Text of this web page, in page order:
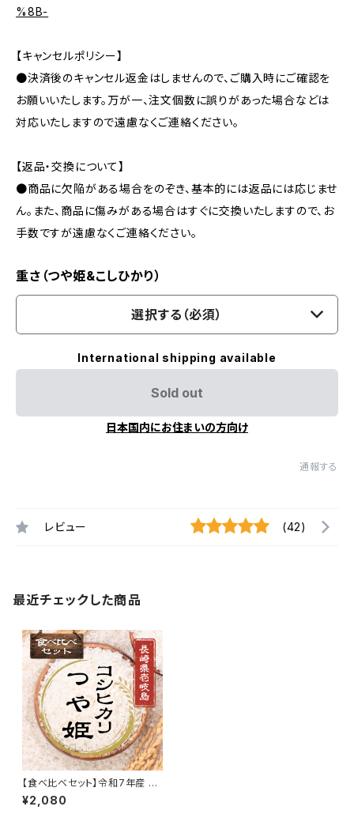
%8B-
【キャンセルポリシー】
●決済後のキャンセル返金はしませんので、ご購入時にご確認を
お願いいたします。万が一、注文個数に誤りがあった場合などは
対応いたしますので遠慮なくご連絡ください。
【返品・交換について】
●商品に欠陥がある場合をのぞき、基本的には返品には応じませ
ん。また、商品に傷みがある場合はすぐに交換いたしますので、お
手数ですが遠慮なくご連絡ください。
重さ（つや姫&こしひかり）
選択する（必須）
International shipping available
Sold out
日本国内にお住まいの方向け
通報する
レビュー (42)
最近チェックした商品
【食べ比べセット】令和7年産 つ
や姫&こしひかり！重量選択可
能！
¥2,080